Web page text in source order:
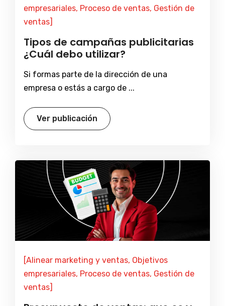
empresariales, Proceso de ventas, Gestión de
ventas]
Tipos de campañas publicitarias
¿Cuál debo utilizar?
Si formas parte de la dirección de una
empresa o estás a cargo de ...
Ver publicación
[Alinear marketing y ventas, Objetivos
empresariales, Proceso de ventas, Gestión de
ventas]